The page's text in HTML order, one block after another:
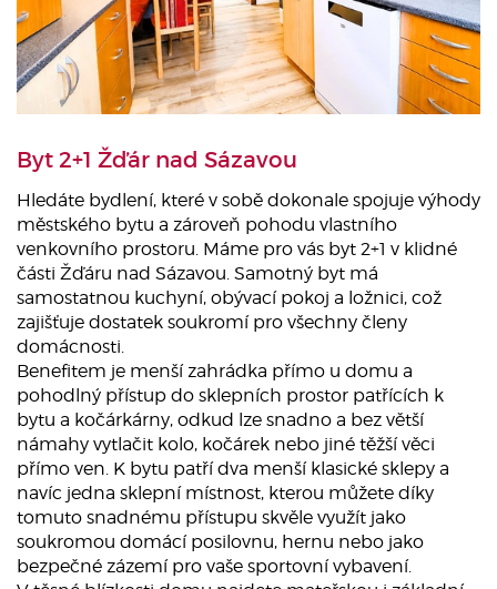
Byt 2+1 Žďár nad Sázavou
Hledáte bydlení, které v sobě dokonale spojuje výhody
městského bytu a zároveň pohodu vlastního
venkovního prostoru. Máme pro vás byt 2+1 v klidné
části Žďáru nad Sázavou. Samotný byt má
samostatnou kuchyní, obývací pokoj a ložnici, což
zajišťuje dostatek soukromí pro všechny členy
domácnosti.
Benefitem je menší zahrádka přímo u domu a
pohodlný přístup do sklepních prostor patřících k
bytu a kočárkárny, odkud lze snadno a bez větší
námahy vytlačit kolo, kočárek nebo jiné těžší věci
přímo ven. K bytu patří dva menší klasické sklepy a
navíc jedna sklepní místnost, kterou můžete díky
tomuto snadnému přístupu skvěle využít jako
soukromou domácí posilovnu, hernu nebo jako
bezpečné zázemí pro vaše sportovní vybavení.